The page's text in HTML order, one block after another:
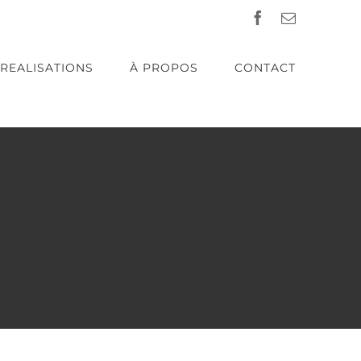
Facebook
Email
REALISATIONS À PROPOS CONTACT